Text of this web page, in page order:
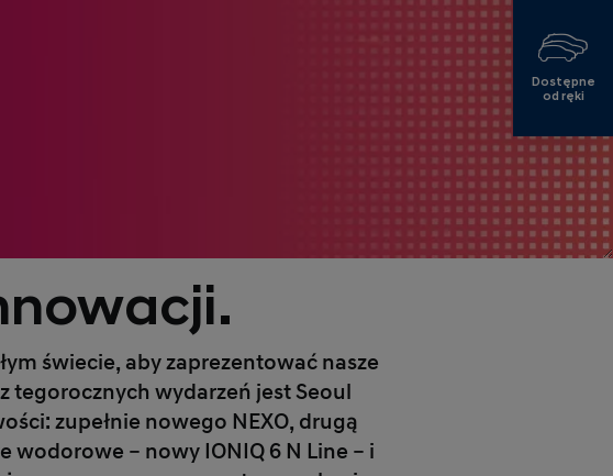
świecie, aby zaprezentować nasze
tegorocznych wydarzeń jest Seoul
zupełnie nowego NEXO, drugą
– nowy IONIQ 6 N Line – i
Dostępne
od ręki